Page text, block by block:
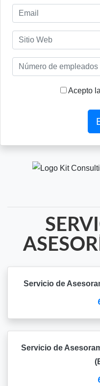
Acepto la
Servicio de
Servicio de